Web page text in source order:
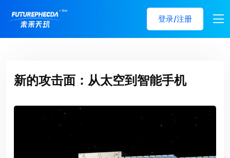
登录/注册
新的攻击面：从太空到智能手机